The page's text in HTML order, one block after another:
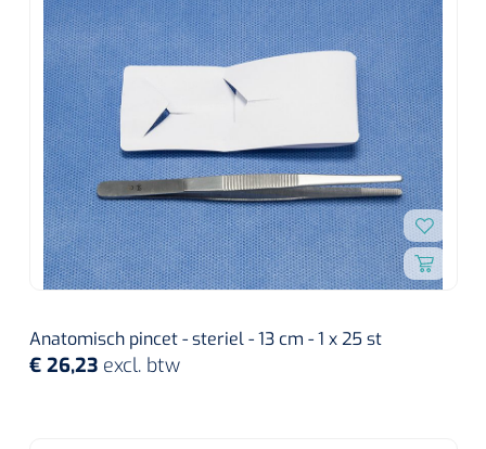
Nierbekken
Wondreinigers
Anatomisch pincet - steriel - 13 cm - 1 x 25 st
€ 26,23 excl. btw